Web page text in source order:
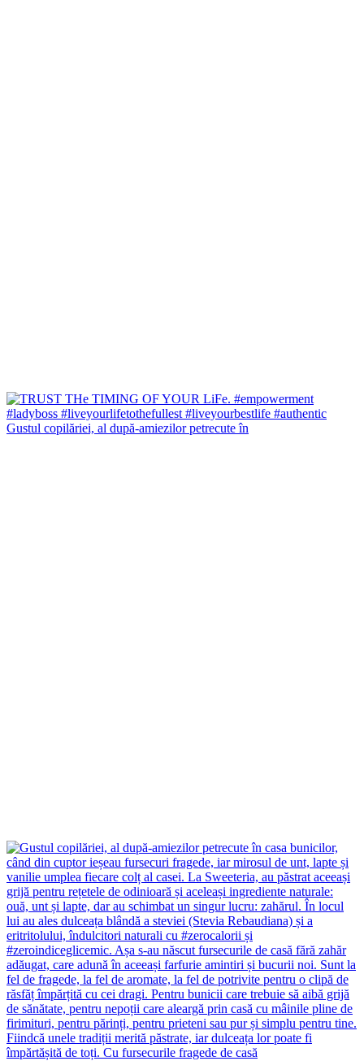
Gustul copilăriei, al după-amiezilor petrecute în